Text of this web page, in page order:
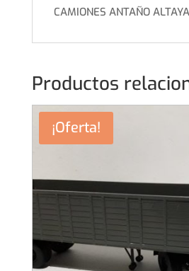
CAMIONES ANTAÑO
Productos
¡Oferta!